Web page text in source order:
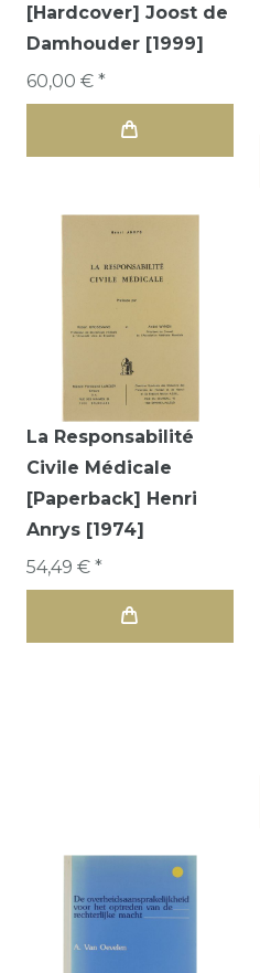
[Hardcover] Joost de
Damhouder [1999]
60,00 € *
La Responsabilité
Civile Médicale
[Paperback] Henri
Anrys [1974]
54,49 € *